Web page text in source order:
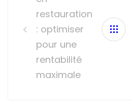
restauration
: optimiser
pour une
rentabilité
maximale